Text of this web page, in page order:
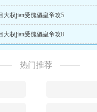
大权jian受傀儡皇帝攻5
大权jian受傀儡皇帝攻8
热门推荐